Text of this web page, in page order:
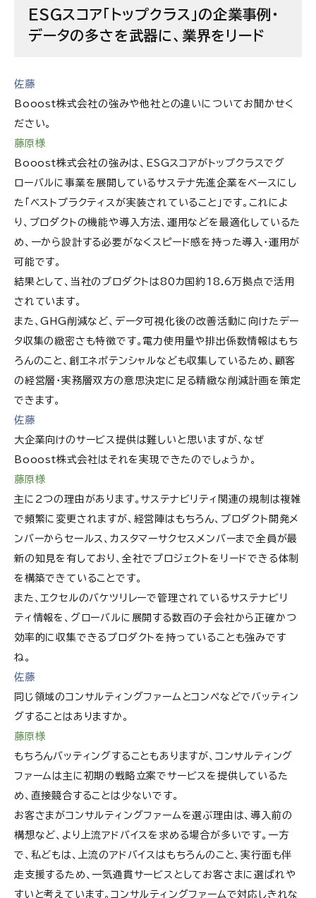
ESGスコア「トップクラス」の企業事例・
データの多さを武器に、業界をリード
佐藤
Booost株式会社の強みや他社との違いについてお聞かせく
ださい。
藤原様
Booost株式会社の強みは、ESGスコアがトップクラスでグ
ローバルに事業を展開しているサステナ先進企業をベースにし
た「ベストプラクティスが実装されていること」です。これによ
り、プロダクトの機能や導入方法、運用などを最適化しているた
め、一から設計する必要がなくスピード感を持った導入・運用が
可能です。
結果として、当社のプロダクトは80カ国約18.6万拠点で活用
されています。
また、GHG削減など、データ可視化後の改善活動に向けたデー
タ収集の緻密さも特徴です。電力使用量や排出係数情報はもち
ろんのこと、創エネポテンシャルなども収集しているため、顧客
の経営層・実務層双方の意思決定に足る精緻な削減計画を策定
できます。
佐藤
大企業向けのサービス提供は難しいと思いますが、なぜ
Booost株式会社はそれを実現できたのでしょうか。
藤原様
主に2つの理由があります。サステナビリティ関連の規制は複雑
で頻繁に変更されますが、経営陣はもちろん、プロダクト開発メ
ンバーからセールス、カスタマーサクセスメンバーまで全員が最
新の知見を有しており、全社でプロジェクトをリードできる体制
を構築できていることです。
また、エクセルのバケツリレーで管理されているサステナビリ
ティ情報を、グローバルに展開する数百の子会社から正確かつ
効率的に収集できるプロダクトを持っていることも強みです
ね。
佐藤
同じ領域のコンサルティングファームとコンペなどでバッティン
グすることはありますか。
藤原様
もちろんバッティングすることもありますが、コンサルティング
ファームは主に初期の戦略立案でサービスを提供しているた
め、直接競合することは少ないです。
お客さまがコンサルティングファームを選ぶ理由は、導入前の
構想など、より上流アドバイスを求める場合が多いです。一方
で、私どもは、上流のアドバイスはもちろんのこと、実行面も伴
走支援するため、一気通貫サービスとしてお客さまに選ばれや
すいと考えています。コンサルティングファームで対応しきれな